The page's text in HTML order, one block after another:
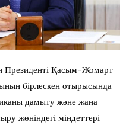
Президенті Қасым-Жомарт
бірлескен отырысында
дамыту және жаңа
жөніндегі міндеттері